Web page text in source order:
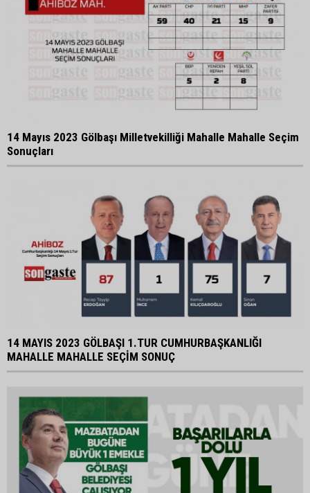
14 Mayıs 2023 Gölbaşı Milletvekilliği Mahalle Mahalle Seçim
Sonuçları
14 MAYIS 2023 GÖLBAŞI 1.TUR CUMHURBAŞKANLIĞI
MAHALLE MAHALLE SEÇİM SONUÇ